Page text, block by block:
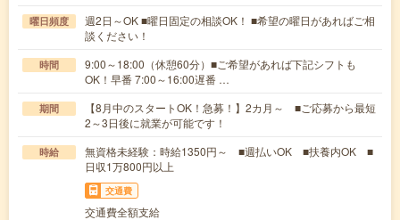
曜日頻度
週2日～OK ■曜日固定の相談OK！ ■希望の曜日があればご相
談ください！
時間
9:00～18:00（休憩60分）■ご希望があれば下記シフトも
OK！早番 7:00～16:00遅番 …
期間
【8月中のスタートOK！急募！】2カ月～ ■ご応募から最短
2～3日後に就業が可能です！
時給
無資格未経験：時給1350円～ ■週払いOK ■扶養内OK ■
日収1万800円以上
交通費
交通費全額支給